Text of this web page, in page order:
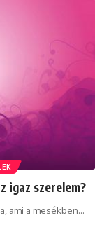
igaz szerelem?
ami a mesékben…